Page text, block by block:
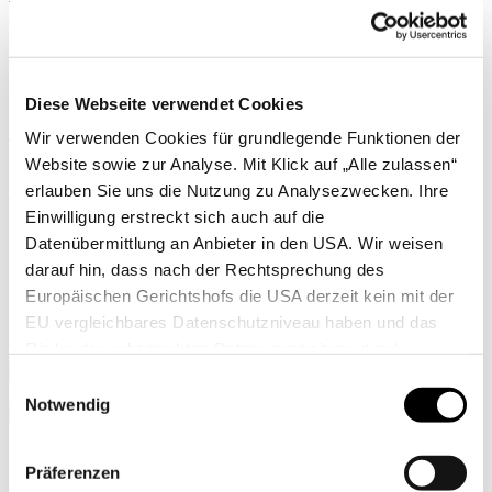
Diese Webseite verwendet Cookies
Wir verwenden Cookies für grundlegende Funktionen der
Website sowie zur Analyse. Mit Klick auf „Alle zulassen“
erlauben Sie uns die Nutzung zu Analysezwecken. Ihre
Einwilligung erstreckt sich auch auf die
Datenübermittlung an Anbieter in den USA. Wir weisen
darauf hin, dass nach der Rechtsprechung des
Europäischen Gerichtshofs die USA derzeit kein mit der
EU vergleichbares Datenschutzniveau haben und das
jederzeit in den Cookie-Einstellungen, in denen Sie auch
weitere Details zu unseren Cookies finden, widerrufen
oder abstufen. Nähere Informationen zu Cookies finden
Sie in unserer Datenschutzerklärung.
Notwendig
Präferenzen
Erdballenpressen
Stäubepumpen
Sägen
Messer
Kleingeräte
Zimmergewächshäuser
Äxte
Regenmesser & Thermometer
Stiele & Zubehör
Gerätehalter
Kindergeräte
Taschen
✖
Zäune